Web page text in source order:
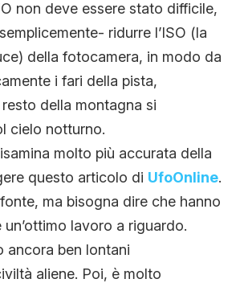
non deve essere stato difficile,
ridurre l’ISO (la
della fotocamera, in modo da
i fari della pista,
della montagna si
cielo notturno.
molto più accurata della
questo articolo di UfoOnline.
ma bisogna dire che hanno
lavoro a riguardo.
ancora ben lontani
aliene. Poi, è molto